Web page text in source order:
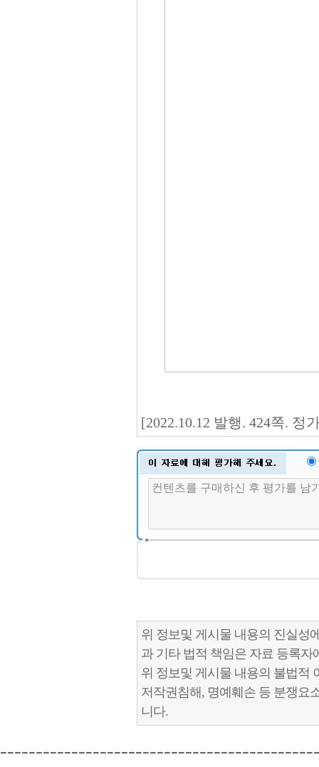
[2022.10.12 발행. 424쪽.
위 정보및 게시물 내용의 진실성
과 기타 법적 책임은 자료 등록자
위 정보및 게시물 내용의 불법적
저작권침해, 명예훼손 등 분쟁요
니다.